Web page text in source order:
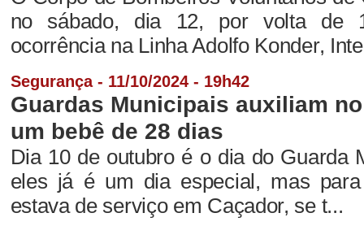
no sábado, dia 12, por volta de
ocorrência na Linha Adolfo Konder,
Segurança - 11/10/2024 - 19h42
Guardas Municipais auxiliam
um bebê de 28 dias
Dia 10 de outubro é o dia do Guarda
eles já é um dia especial, mas
estava de serviço em Caçador, se t...